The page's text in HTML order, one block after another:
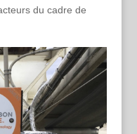
du cadre de